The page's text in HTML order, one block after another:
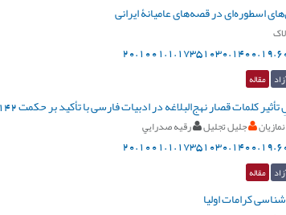
اسطوره‌ای در قصه‌های عامیانۀ ایرانی
مقاله
کلمات قصار نهج‌البلاغه در ادبیات فارسی با تأکید بر حکمت 142 نهج‌البلاغه و استناد به آیات قرآن کریم
جلیل تجلیل رقيه صدرايي
مقاله
کرامات اولیا